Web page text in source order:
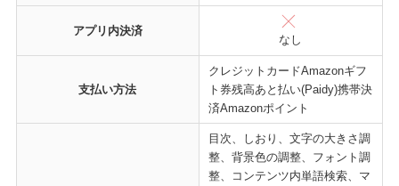
アプリ内決済
なし
支払い方法
クレジットカードAmazonギフ
ト券残高あと払い(Paidy)携帯決
済Amazonポイント
目次、しおり、文字の大きさ調
整、背景色の調整、フォント調
整、コンテンツ内単語検索、マ